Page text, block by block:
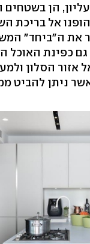
הן בשטחים
אל בריכת
את ה"ביחד"
כפינת האוכל
אזור הסלון
ניתן להביט